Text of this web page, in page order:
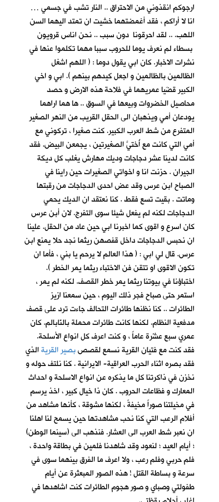
ارجوكم انقذوني من الاحتراق .. النار تشب في جسمي …
انا لا أراكم ، فقد أغمضتهما خشيت ان تمتد اليهما السن
اللهب. .. لقد احرقونا دون سبب .. نحن اناس قرويون
بسطاء لم نعرف يوما للحروب سببا مهما تكلموا عنها في
نشرات الاخبار. كان ابي يقول دوما : ( اللهم اشغل
الظالمين بالظالمين و اجعل كيدهم بينهم ). ابي و اخي
الكبير قضَيا عمريهما في فلاحة هذه الارض و حصد
محاصيل الخضروات وبيعها في السوق .. ها هما اراهما
يودعان أمي ويذهبان الى الحقل القريب من النهر الصغير
المتفرع من شط العرب الكبير. كنت صغيرا ، تركوني مع
أمي التي كانت مع أُختيَّ الصغيرتين ، يجمعن البيض. فقد
كانت لدينا عشر دجاجات وديك مهارش يغلب كل ديكة
الجيران . حزنت انا و اخواتي الصغيرات حين راينا في
الصباح ابن عرس وقد عض احدى الدجاجات من رقبتها
وماتت . بقيت تسع فقط . كنا نعتقد ان الديك يحمي
الدجاجات لكنه لم يفعل شيئا سوى التفرج. لان أبن عرس
كان اسرع و اقوى كما اخبرنا ابي حين عاد من الحقل. علينا
ان نحبس الدجاجات داخل قفصهن ريثما نجد حلا يمنع ابن
عرس. قال لي ابي : ( هذا العالم لا يرحم يا بني ، فأما ان
تكون الاقوى او تتقن فن الاختباء ريثما يمر الخطر ).
اختباؤنا في بيوتنا ريثما يمر خطر القصف. لكنه لم يمر ،
استمر حتى صباح فجر ذلك اليوم ، حين سمعنا ازيز
الطائرات .. كنا نظنها طائرات التحالف جاءت ترد على قصف
مدفعية النظام. لكنها كانت طائرات محملة بالنّابالم. كان
عمري سبع عشْرة عاماً ، و كنت اعرف كل انواع الأسلحة.
فقد كنت مع فتيان القرية نسمع لقصصبصير القريةالذي
فقد بصره اثناء الحرب العراقية- الايرانية . كنا نلتف حوله و
نخزن في ذاكرتنا كل ما يذكره عن انواع الاسلحة و احداث
المعارك و فظاعات الحروب . كان ذا خيال كبير ، اخذ يرسم
في مخيلتنا صوراً مخيفةً ، لكنها مشوقة ، كأنها مشاهد من
أفلام الرعب التي كنا نحب مشاهدتها حين يسمح لنا اهلنا
ان نعبر شط العرب الى العشار. فنذهب الى (سينما الوطن)
؛ أيام العيد ؛ لنعود وقد شاهدنا فلمين في بطاقة واحدة ،
فلم حربي وفلم رعب ، ولا اعرف ما الفرق بينهما سوى في
سرعة و بساطة القتل ! هذه الصور المبعثرة عن أيام
طفولتي وصباي و صور هجوم الطائرات كنت اشاهدها في